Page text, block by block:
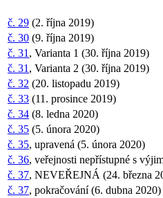
č. 29 (2. října 2019)
č. 30 (9. října 2019)
č. 31 , Varianta 1 (30. října 2019)
č. 31 , Varianta 2 (30. října 2019)
č. 32 (20. listopadu 2019)
č. 33 (11. prosince 2019)
č. 34 (8. ledna 2020)
č. 35 (5. února 2020)
č. 35, upravená (5. února 2020)
č. 36, veřejnosti nepřístupné s
č. 37, NEVEŘEJNÁ (24. března
č. 37, pokračování (6. dubna 2020)